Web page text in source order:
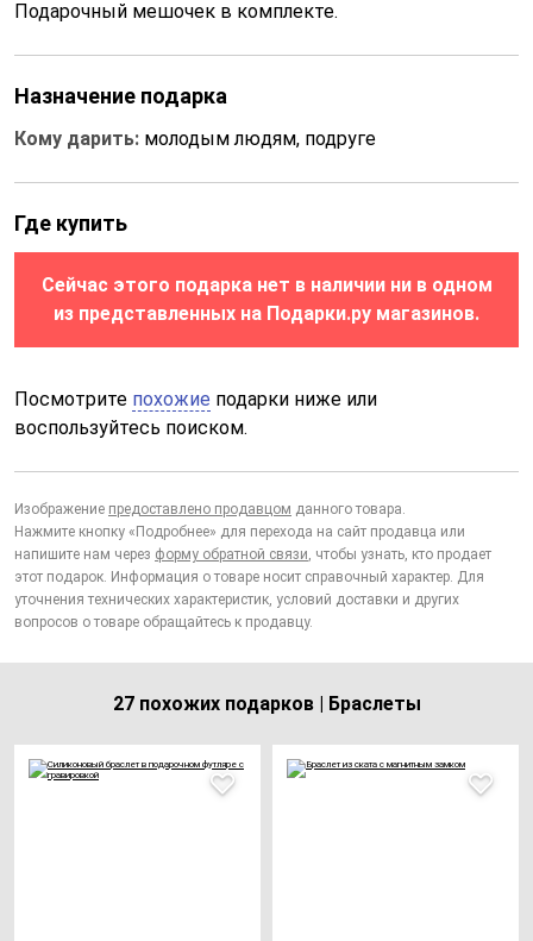
Подарочный мешочек в комплекте.
Назначение подарка
Кому дарить: молодым людям, подруге
Где купить
Сейчас этого подарка нет в наличии ни в одном
из представленных на Подарки.ру магазинов.
Посмотрите похожие подарки ниже или
воспользуйтесь поиском.
Изображение предоставлено продавцом данного товара.
Нажмите кнопку «Подробнее» для перехода на сайт продавца или
напишите нам через форму обратной связи, чтобы узнать, кто продает
этот подарок. Информация о товаре носит справочный характер. Для
уточнения технических характеристик, условий доставки и других
вопросов о товаре обращайтесь к продавцу.
27 похожих подарков | Браслеты